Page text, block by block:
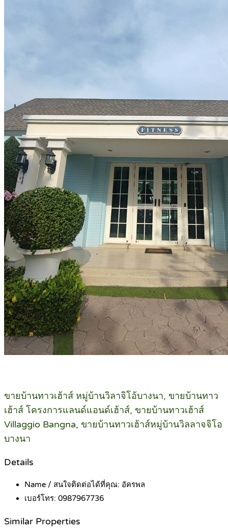
ขายบ้านทาวเฮ้าส์ หมู่บ้านวิลาจิโอ้บางนา, ขายบ้านทาว
เฮ้าส์ โครงการแลนด์แอนด์เฮ้าส์, ขายบ้านทาวเฮ้าส์
Villaggio Bangna, ขายบ้านทาวเฮ้าส์หมู่บ้านวิลลาจจิโอ
บางนา
Details
Name / สนใจติดต่อได้ที่คุณ: อัครพล
เบอร์โทร: 0987967736
Similar Properties